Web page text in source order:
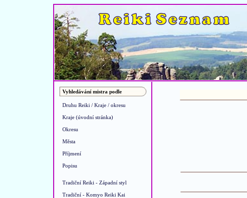
Vyhledávání mistra podle
Druhu Reiki / Kraje / okresu
Kraje (úvodní stránka)
Okresu
Města
Příjmení
Popisu
Tradiční Reiki - Západní styl
Tradiční - Komyo Reiki Kai